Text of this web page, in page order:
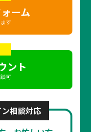
ーム
す
ント
可
相談対応